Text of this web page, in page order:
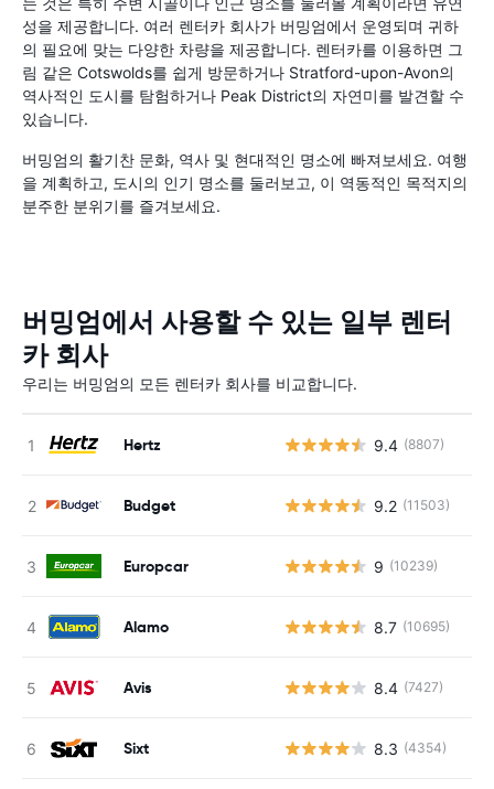
성을 제공합니다. 여러 렌터카 회사가 버밍엄에서 운영되며 귀하
의 필요에 맞는 다양한 차량을 제공합니다. 렌터카를 이용하면 그
림 같은 Cotswolds를 쉽게 방문하거나 Stratford-upon-Avon의
역사적인 도시를 탐험하거나 Peak District의 자연미를 발견할 수
있습니다.
버밍엄의 활기찬 문화, 역사 및 현대적인 명소에 빠져보세요. 여행
을 계획하고, 도시의 인기 명소를 둘러보고, 이 역동적인 목적지의
분주한 분위기를 즐겨보세요.
버밍엄에서 사용할 수 있는 일부 렌터
카 회사
우리는 버밍엄의 모든 렌터카 회사를 비교합니다.
Hertz 9.4 (8807)
Budget 9.2 (11503)
Europcar 9 (10239)
Alamo 8.7 (10695)
Avis 8.4 (7427)
Sixt 8.3 (4354)